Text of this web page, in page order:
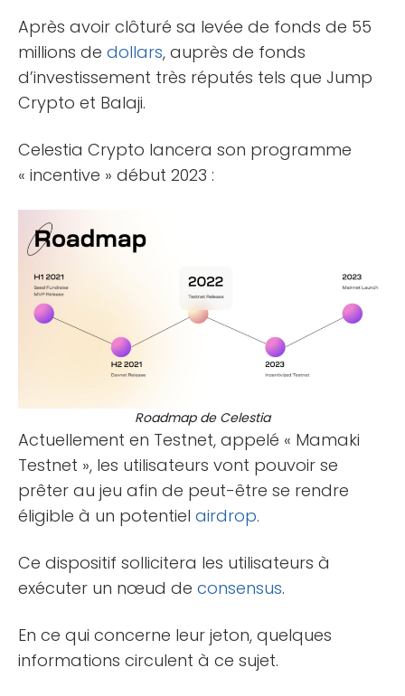
Après avoir clôturé sa levée de fonds de 55
millions de dollars, auprès de fonds
d’investissement très réputés tels que Jump
Crypto et Balaji.
Celestia Crypto lancera son programme
« incentive » début 2023 :
Roadmap de Celestia
Actuellement en Testnet, appelé « Mamaki
Testnet », les utilisateurs vont pouvoir se
prêter au jeu afin de peut-être se rendre
éligible à un potentiel airdrop.
Ce dispositif sollicitera les utilisateurs à
exécuter un nœud de consensus.
En ce qui concerne leur jeton, quelques
informations circulent à ce sujet.